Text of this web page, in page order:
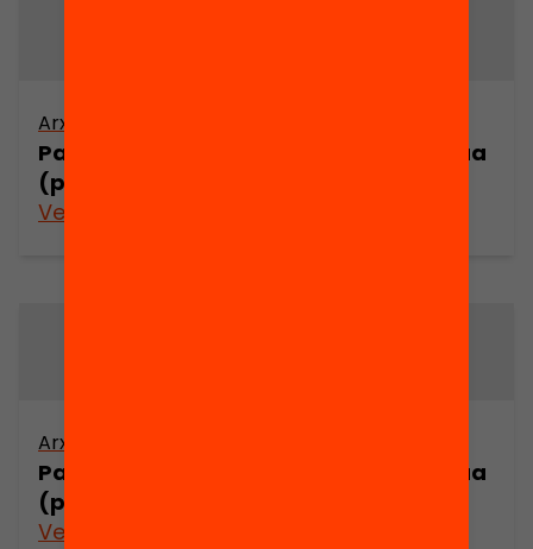
Arxiu
Parlar la llengua
(part 1)
Veure’n més
Parlar la llengua
Arxiu
Parlar la llengua
(part 3)
Veure’n més
Parlar la llengua